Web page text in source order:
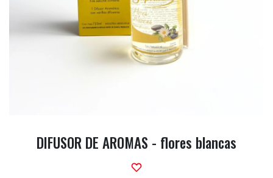
DIFUSOR DE AROMAS - flores blancas